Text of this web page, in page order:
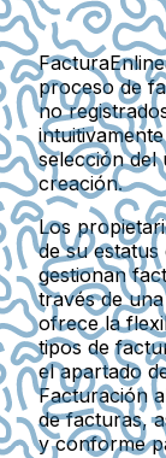
proceso de
no
selección del
creación.
Los
de su estatus
gestionan
través de
ofrece la
tipos de
el apartado
Facturación
de facturas,
y conforme